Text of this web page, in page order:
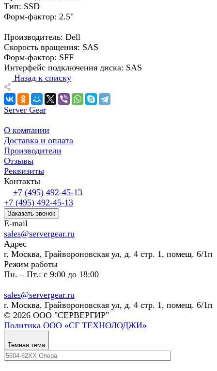
Тип: SSD
Форм-фактор: 2.5"
Производитель: Dell
Скорость вращения: SAS
Форм-фактор: SFF
Интерфейс подключения диска: SAS
Назад к списку
Server Gear
О компании
Доставка и оплата
Производители
Отзывы
Реквизиты
Контакты
+7 (495) 492-45-13
+7 (495) 492-45-13
Заказать звонок
E-mail
sales@servergear.ru
Адрес
г. Москва, Грайвороновская ул, д. 4 стр. 1, помещ. 6/1п
Режим работы
Пн. – Пт.: с 9:00 до 18:00
sales@servergear.ru
г. Москва, Грайвороновская ул, д. 4 стр. 1, помещ. 6/1п
© 2026 ООО "СЕРВЕРГИР"
Политика ООО «СГ ТЕХНОЛОДЖИ»
Темная тема